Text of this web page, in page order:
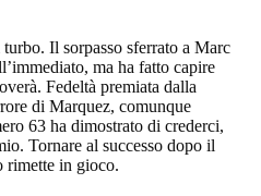
Il sorpasso sferrato a Marc
ma ha fatto capire
Fedeltà premiata dalla
di Marquez, comunque
63 ha dimostrato di crederci,
Tornare al successo dopo il
rimette in gioco.